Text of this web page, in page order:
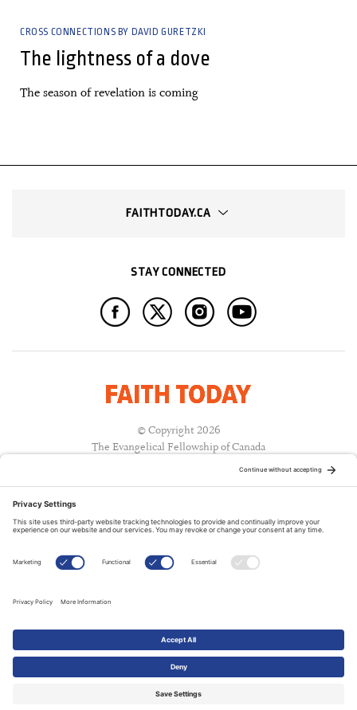
CROSS CONNECTIONS BY DAVID GURETZKI
The lightness of a dove
The season of revelation is coming
FAITHTODAY.CA
STAY CONNECTED
© Copyright 2026
The Evangelical Fellowship of Canada
A PUBLICATION OF: